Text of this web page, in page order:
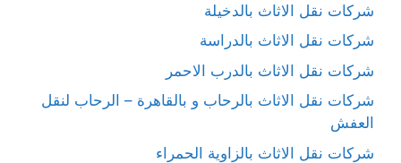
شركات نقل الاثاث بالدخيلة
شركات نقل الاثاث بالدراسة
شركات نقل الاثاث بالدرب الاحمر
شركات نقل الاثاث بالرحاب و بالقاهرة – الرحاب لنقل
العفش
شركات نقل الاثاث بالزاوية الحمراء